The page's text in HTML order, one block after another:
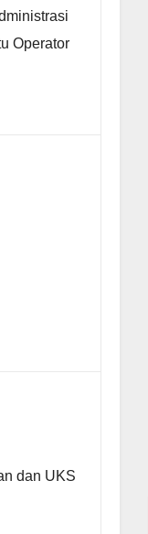
Operator
dan UKS